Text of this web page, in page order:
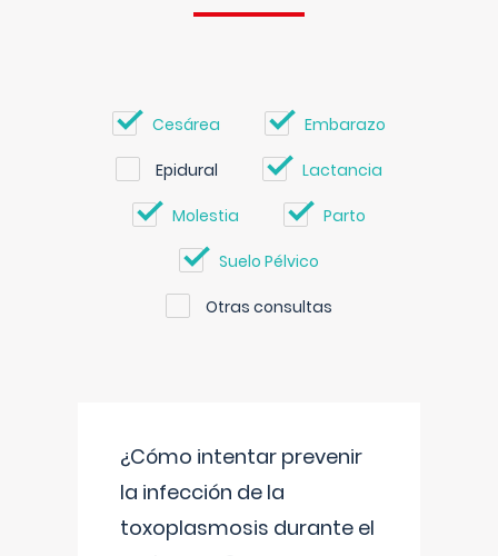
Cesárea Embarazo
Epidural Lactancia
Molestia Parto
Suelo Pélvico
Otras consultas
¿Cómo intentar prevenir
la infección de la
toxoplasmosis durante el